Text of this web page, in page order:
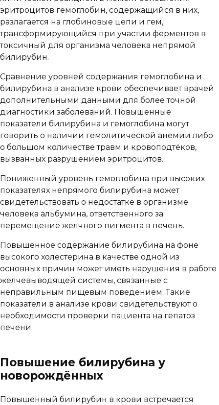
эритроцитов гемоглобин, содержащийся в них,
разлагается на глобиновые цепи и гем,
трансформирующийся при участии ферментов в
токсичный для организма человека непрямой
билирубин.
Сравнение уровней содержания гемоглобина и
билирубина в анализе крови обеспечивает врачей
дополнительными данными для более точной
диагностики заболеваний. Повышенные
показатели билирубина и гемоглобина могут
говорить о наличии гемолитической анемии либо
о большом количестве травм и кровоподтёков,
вызванных разрушением эритроцитов.
Пониженный уровень гемоглобина при высоких
показателях непрямого билирубина может
свидетельствовать о недостатке в организме
человека альбумина, ответственного за
перемещение желчного пигмента в печень.
Повышенное содержание билирубина на фоне
высокого холестерина в качестве одной из
основных причин может иметь нарушения в работе
желчевыводящей системы, связанные с
неправильным пищевым поведением. Такие
показатели в анализе крови свидетельствуют о
необходимости проверки пациента на гепатоз
печени.
Повышение билирубина у
новорождённых
Повышенный билирубин в крови встречается